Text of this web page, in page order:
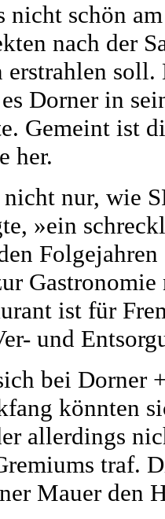
schön
nach der
erstrahlen soll.
Dorner in
Gemeint ist
her.
nur, wie
»ein
Folgejahren
ist für
und
bei Dorner
könnten
allerdings
traf.
Mauer den